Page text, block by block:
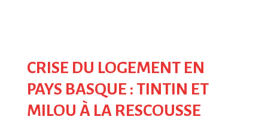
CRISE DU LOGEMENT EN
PAYS BASQUE : TINTIN ET
MILOU À LA RESCOUSSE